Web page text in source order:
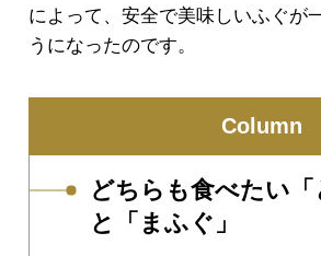
によって、安全で美味しいふぐが
うになったのです。
Column
どちらも食べたい「
と「まふぐ」